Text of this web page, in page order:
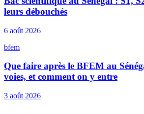
leurs débouchés
6 août 2026
bfem
Que faire après le BFEM au
voies, et comment on y entre
3 août 2026